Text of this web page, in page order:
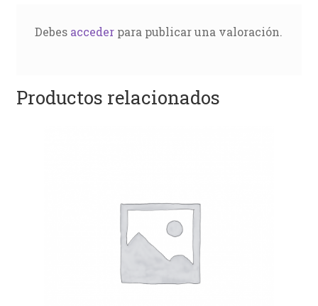
Debes accederpara publicar una valoración.
Productos relacionados